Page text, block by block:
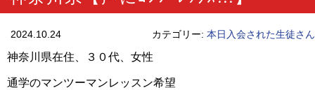
2024.10.24 カテゴリー: 本日入会された生徒さん
神奈川県在住、３０代、女性
通学のマンツーマンレッスン希望